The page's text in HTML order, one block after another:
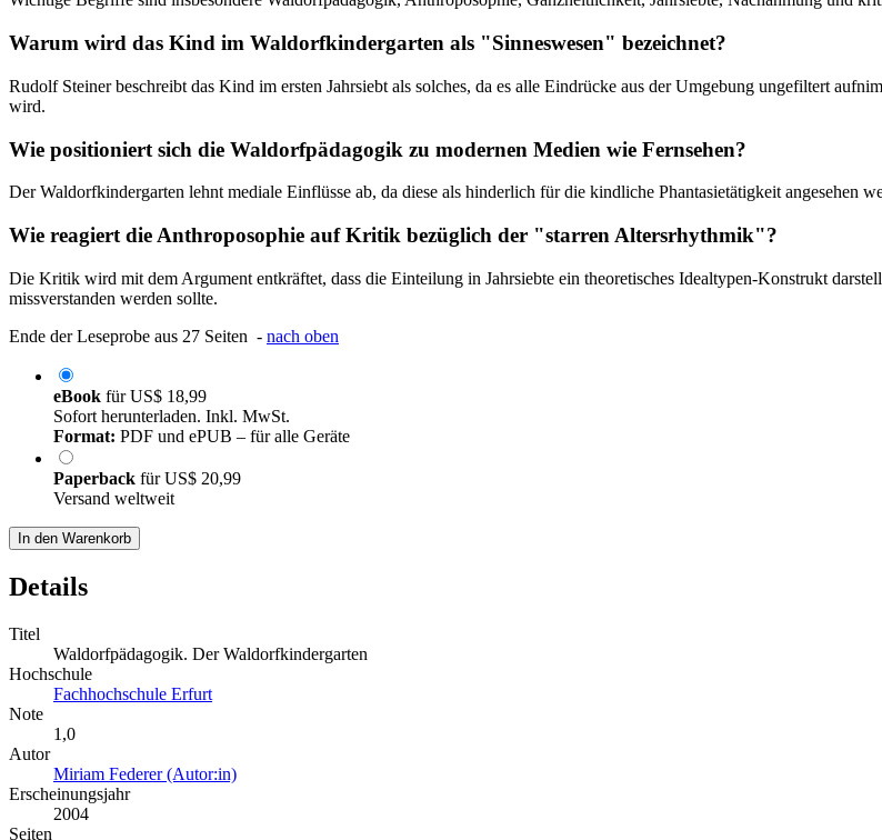
Warum wird das Kind im Waldorfkindergarten als "Sinneswesen" bezeichnet?
Rudolf Steiner beschreibt das Kind im ersten Jahrsiebt als solches, da es alle Eindrücke aus der Umgebung ungefiltert
wird.
Wie positioniert sich die Waldorfpädagogik zu modernen Medien wie Fernsehen?
Der Waldorfkindergarten lehnt mediale Einflüsse ab, da diese als hinderlich für die kindliche Phantasietätigkeit angesehen
Wie reagiert die Anthroposophie auf Kritik bezüglich der "starren Altersrhythmik"?
Die Kritik wird mit dem Argument entkräftet, dass die Einteilung in Jahrsiebte ein theoretisches Idealtypen-Konstrukt
missverstanden werden sollte.
Ende der Leseprobe aus 27 Seiten - nach oben
eBook fürUS$ 18,99
Sofort herunterladen. Inkl. MwSt.
Format: PDF und ePUB – für alle Geräte
Paperback fürUS$ 20,99
Versand weltweit
In den Warenkorb
Details
Titel
Waldorfpädagogik. Der Waldorfkindergarten
Hochschule
Fachhochschule Erfurt
Note
1,0
Autor
Miriam Federer (Autor:in)
Erscheinungsjahr
2004
Seiten